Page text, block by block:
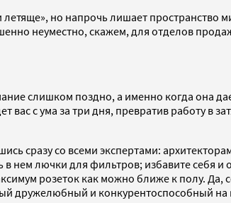
но напрочь лишает пространство
неуместно, скажем, для отделов
слишком поздно, а именно когда она
с ума за три дня, превратив работу в
сразу со всеми экспертами:
нем лючки для фильтров; избавите себя и
розеток как можно ближе к полу. Да,
дружелюбный и конкурентоспособный